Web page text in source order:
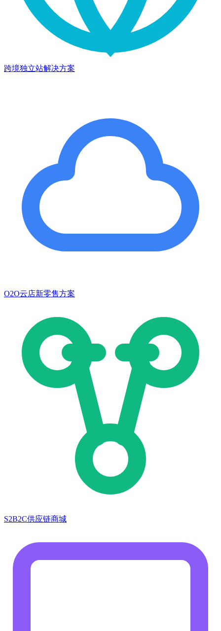
跨境独立站解决方案
O2O云店新零售方案
S2B2C供应链商城